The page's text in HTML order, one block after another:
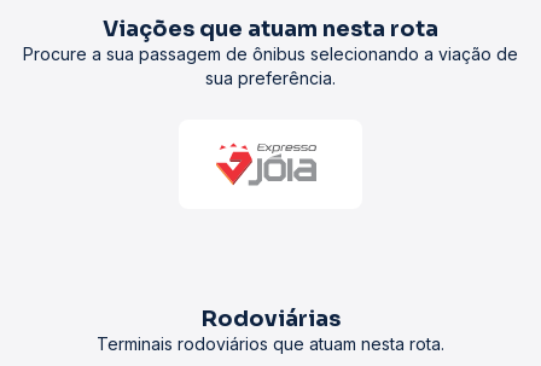
Viações que atuam nesta rota
Procure a sua passagem de ônibus selecionando a viação de
sua preferência.
Rodoviárias
Terminais rodoviários que atuam nesta rota.